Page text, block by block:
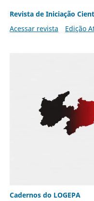
Revista de Iniciação
Acessar revista
Edição
Cadernos do LOGEPA